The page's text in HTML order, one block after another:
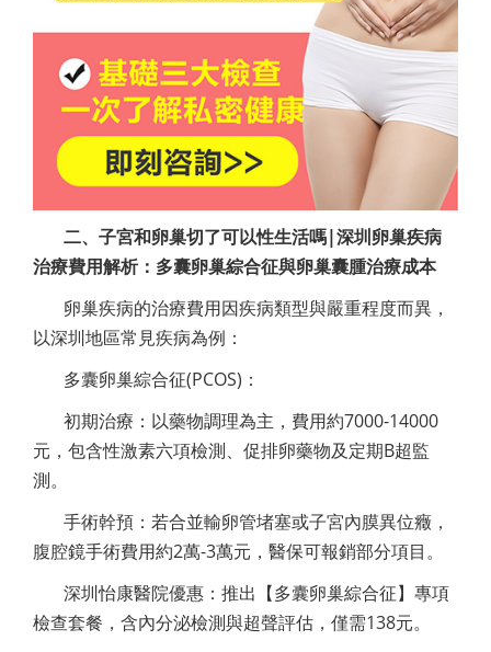
二、子宮和卵巢切了可以性生活嗎|深圳卵巢疾病
治療費用解析：多囊卵巢綜合征與卵巢囊腫治療成本
卵巢疾病的治療費用因疾病類型與嚴重程度而異，
以深圳地區常見疾病為例：
多囊卵巢綜合征(PCOS)：
初期治療：以藥物調理為主，費用約7000-14000
元，包含性激素六項檢測、促排卵藥物及定期B超監
測。
手術幹預：若合並輸卵管堵塞或子宮內膜異位癥，
腹腔鏡手術費用約2萬-3萬元，醫保可報銷部分項目。
深圳怡康醫院優惠：推出【多囊卵巢綜合征】專項
檢查套餐，含內分泌檢測與超聲評估，僅需138元。